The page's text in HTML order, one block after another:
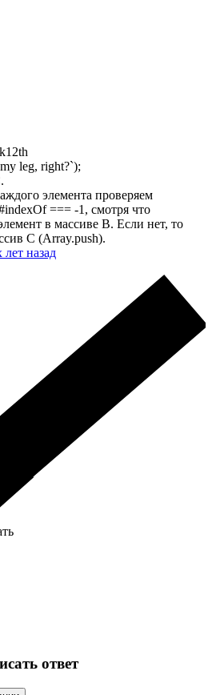
leg, right?`);
элемента проверяем
=== -1, смотря что
в массиве B. Если нет, то
C (Array.push).
лет назад
ответ